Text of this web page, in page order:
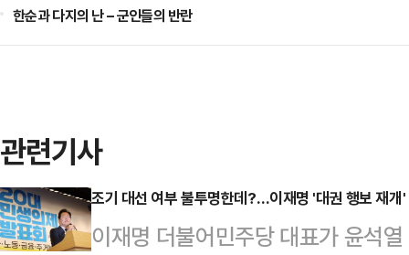
한순과 다지의 난 – 군인들의 반란
관련기사
조기 대선 여부 불투명한데?…이재명 '대권 행보 재개'
이재명 더불어민주당 대표가 윤석